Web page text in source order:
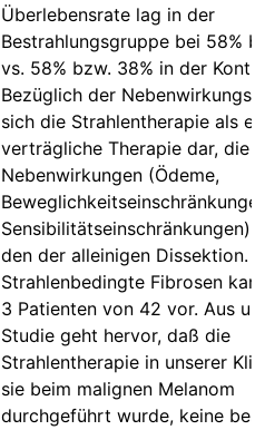
Überlebensrate lag in der
Bestrahlungsgruppe bei 58%
vs. 58% bzw. 38% in der
Bezüglich der
sich die Strahlentherapie als
verträgliche Therapie dar, die
Nebenwirkungen (Ödeme,
Sensibilitätseinschränkungen)
den der alleinigen Dissektion.
Strahlenbedingte Fibrosen
3 Patienten von 42 vor. Aus
Studie geht hervor, daß die
Strahlentherapie in unserer
sie beim malignen Melanom
durchgeführt wurde, keine